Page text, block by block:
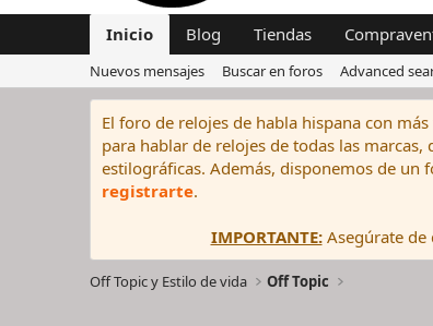
Inicio Blog Tiendas
Nuevos mensajes Buscar en foros Advanced
El foro de relojes de habla hispana con
para hablar de relojes de todas las
estilográficas. Además, disponemos de un
registrarte.
IMPORTANTE:Asegúrate de
Off Topic y Estilo de vida Off Topic